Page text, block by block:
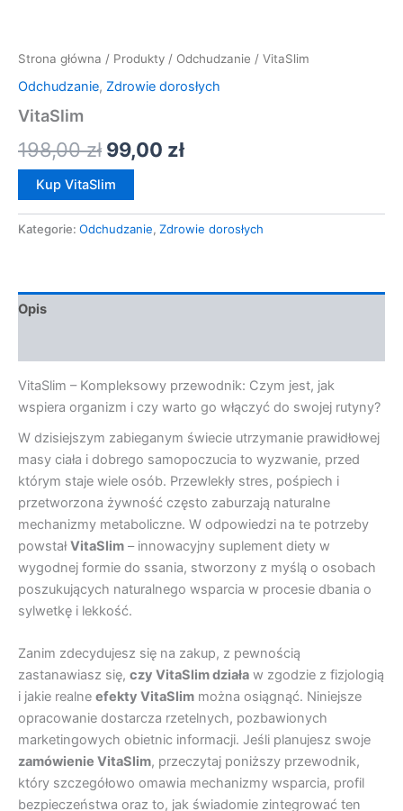
Strona główna / Produkty / Odchudzanie / VitaSlim
Odchudzanie, Zdrowie dorosłych
VitaSlim
198,00zł 99,00 zł
Kup VitaSlim
Kategorie: Odchudzanie, Zdrowie dorosłych
Opis
VitaSlim – Kompleksowy przewodnik: Czym jest, jak
wspiera organizm i czy warto go włączyć do swojej rutyny?
W dzisiejszym zabieganym świecie utrzymanie prawidłowej
masy ciała i dobrego samopoczucia to wyzwanie, przed
którym staje wiele osób. Przewlekły stres, pośpiech i
przetworzona żywność często zaburzają naturalne
mechanizmy metaboliczne. W odpowiedzi na te potrzeby
powstałVitaSlim – innowacyjny suplement diety w
wygodnej formie do ssania, stworzony z myślą o osobach
poszukujących naturalnego wsparcia w procesie dbania o
sylwetkę i lekkość.
Zanim zdecydujesz się na zakup, z pewnością
zastanawiasz się, czy VitaSlim działa w zgodzie z fizjologią
i jakie realne efekty VitaSlim można osiągnąć. Niniejsze
opracowanie dostarcza rzetelnych, pozbawionych
marketingowych obietnic informacji. Jeśli planujesz swoje
zamówienie VitaSlim, przeczytaj poniższy przewodnik,
który szczegółowo omawia mechanizmy wsparcia, profil
bezpieczeństwa oraz to, jak świadomie zintegrować ten